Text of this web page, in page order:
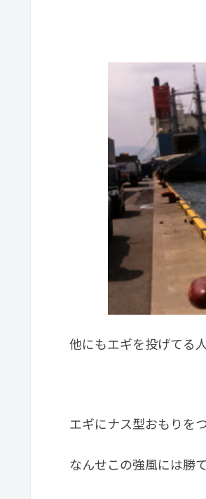
他にもエギを投げてる
エギにナス型おもりを
なんせこの強風には勝